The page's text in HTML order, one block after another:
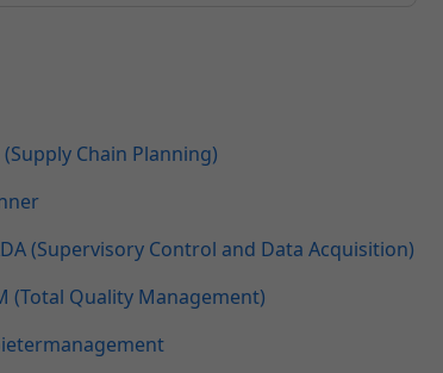
(Supply Chain Planning)
(Supervisory Control and Data Acquisition)
(Total Quality Management)